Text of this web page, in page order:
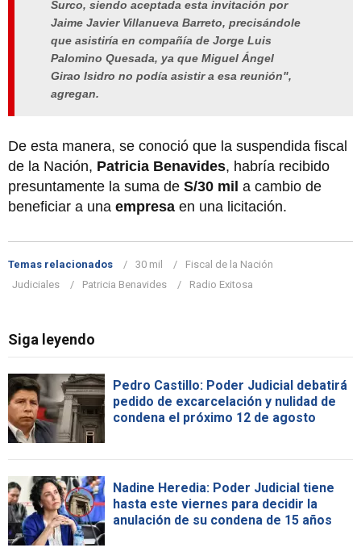
Surco, siendo aceptada esta invitación por
Jaime Javier Villanueva Barreto, precisándole
que asistiría en compañía de Jorge Luis
Palomino Quesada, ya que Miguel Ángel
Girao Isidro no podía asistir a esa reunión",
agregan.
De esta manera, se conoció que la suspendida fiscal
de la Nación, Patricia Benavides, habría recibido
presuntamente la suma de S/30 mil a cambio de
beneficiar a una empresa en una licitación.
Temas relacionados 30 mil
Fiscal de la Nación
Judiciales
Patricia Benavides Radio Exitosa
Siga leyendo
Pedro Castillo: Poder Judicial debatirá
pedido de excarcelación y nulidad de
condena el próximo 12 de agosto
Nadine Heredia: Poder Judicial tiene
hasta este viernes para decidir la
anulación de su condena de 15 años